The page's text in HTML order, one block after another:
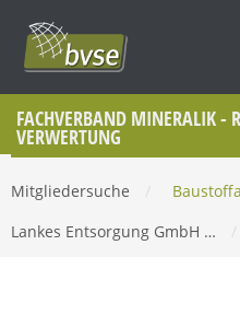
FACHVERBAND MINERALIK -
VERWERTUNG
Mitgliedersuche
Lankes Entsorgung GmbH …